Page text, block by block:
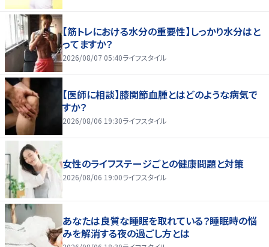
【筋トレにおける水分の重要性】しっかり水分はと
ってますか？
2026/08/07 05:40ライフスタイル
【医師に相談】膝関節血腫とはどのような病気で
すか？
2026/08/06 19:30ライフスタイル
女性のライフステージごとの健康問題と対策
2026/08/06 19:00ライフスタイル
あなたは良質な睡眠を取れている？睡眠時の悩
みを解消する夜の過ごし方とは